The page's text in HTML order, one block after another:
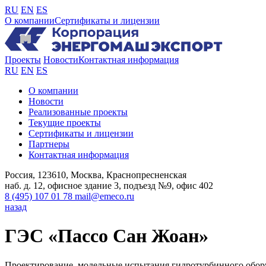
RU EN ES
О компанииСертификаты и лицензии
Проекты НовостиКонтактная информация
RU EN ES
О компании
Новости
Реализованные проекты
Текущие проекты
Сертификаты и лицензии
Партнеры
Контактная информация
Россия, 123610, Москва, Краснопресненская
наб. д. 12, офисное здание 3, подъезд №9, офис 402
8 (495) 107 01 78 mail@emeco.ru
назад
ГЭС «Пассо Сан Жоан»